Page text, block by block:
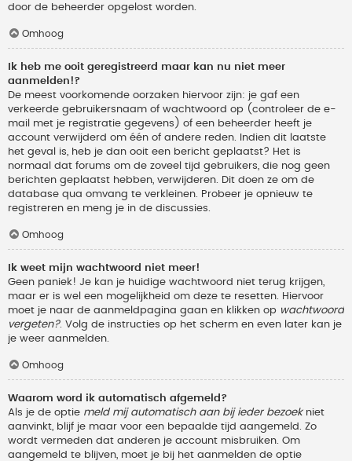
door de beheerder opgelost worden.
Omhoog
Ik heb me ooit geregistreerd maar kan nu niet meer
aanmelden!?
De meest voorkomende oorzaken hiervoor zijn: je gaf een
verkeerde gebruikersnaam of wachtwoord op (controleer de e-
mail met je registratie gegevens) of een beheerder heeft je
account verwijderd om één of andere reden. Indien dit laatste
het geval is, heb je dan ooit een bericht geplaatst? Het is
normaal dat forums om de zoveel tijd gebruikers, die nog geen
berichten geplaatst hebben, verwijderen. Dit doen ze om de
database qua omvang te verkleinen. Probeer je opnieuw te
registreren en meng je in de discussies.
Omhoog
Ik weet mijn wachtwoord niet meer!
Geen paniek! Je kan je huidige wachtwoord niet terug krijgen,
maar er is wel een mogelijkheid om deze te resetten. Hiervoor
moet je naar de aanmeldpagina gaan en klikken op wachtwoord
vergeten?. Volg de instructies op het scherm en even later kan je
je weer aanmelden.
Omhoog
Waarom word ik automatisch afgemeld?
Als je de optie meld mij automatisch aan bij ieder bezoekniet
aanvinkt, blijf je maar voor een bepaalde tijd aangemeld. Zo
wordt vermeden dat anderen je account misbruiken. Om
aangemeld te blijven, moet je bij het aanmelden de optie